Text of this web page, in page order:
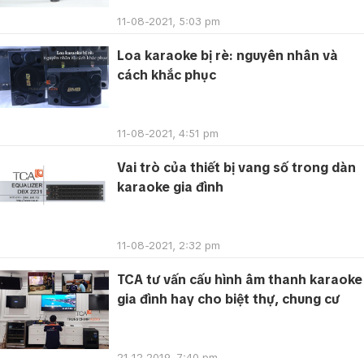
11-08-2021, 5:03 pm
Loa karaoke bị rè: nguyên nhân và
cách khắc phục
11-08-2021, 4:51 pm
Vai trò của thiết bị vang số trong dàn
karaoke gia đình
11-08-2021, 2:32 pm
TCA tư vấn cấu hình âm thanh karaoke
gia đình hay cho biệt thự, chung cư